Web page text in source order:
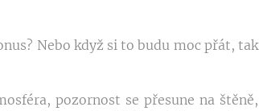
Nebo když si to budu moc přát, tak
pozornost se přesune na štěně,